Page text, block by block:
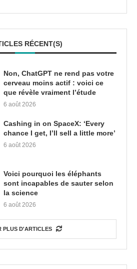
RÉCENT(S)
Non, ChatGPT ne rend pas votre
cerveau moins actif : voici ce
que révèle vraiment l’étude
6 août 2026
Cashing in on SpaceX: ‘Every
chance I get, I’ll sell a little more’
6 août 2026
Voici pourquoi les éléphants
sont incapables de sauter selon
la science
6 août 2026
PLUS D'ARTICLES